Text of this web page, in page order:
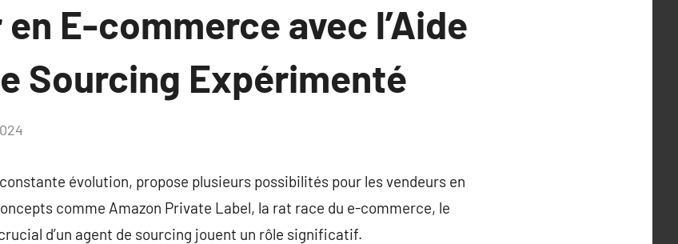
E-commerce avec l’Aide
Sourcing Expérimenté
évolution, propose plusieurs possibilités pour les vendeurs en
comme Amazon Private Label, la rat race du e-commerce, le
d’un agent de sourcing jouent un rôle significatif.